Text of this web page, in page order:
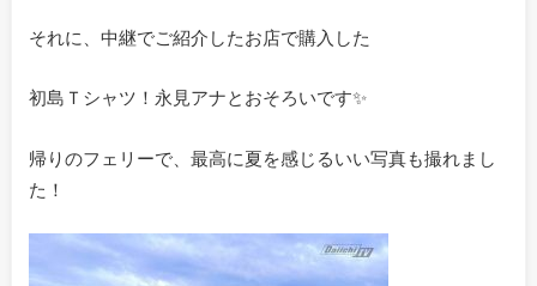
それに、中継でご紹介したお店で購入した
初島Ｔシャツ！永見アナとおそろいです✨
帰りのフェリーで、最高に夏を感じるいい写真も撮れまし
た！